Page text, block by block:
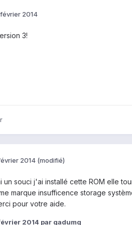
2014
3!
2014 (modifié)
un souci j'ai installé cette ROM elle
marque insufficence storage
pour votre aide.
2014 par gadumg